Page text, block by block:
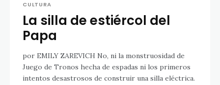
CULTURA
La silla de estiércol del
Papa
por EMILY ZAREVICH No, ni la monstruosidad de
Juego de Tronos hecha de espadas ni los primeros
intentos desastrosos de construir una silla eléctrica.